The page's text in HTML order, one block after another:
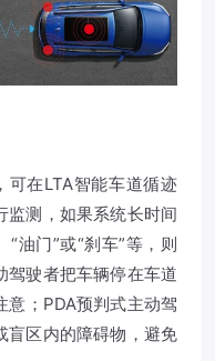
可在LTA智能车道循迹
监测，如果系统长时间
油门”或“刹车”等，则
驾驶者把车辆停在车道
意；PDA预判式主动驾
盲区内的障碍物，避免